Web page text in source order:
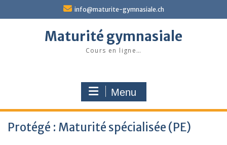
info@maturite-gymnasiale.ch
Maturité gymnasiale
Cours en ligne…
Menu
Protégé : Maturité spécialisée (PE)